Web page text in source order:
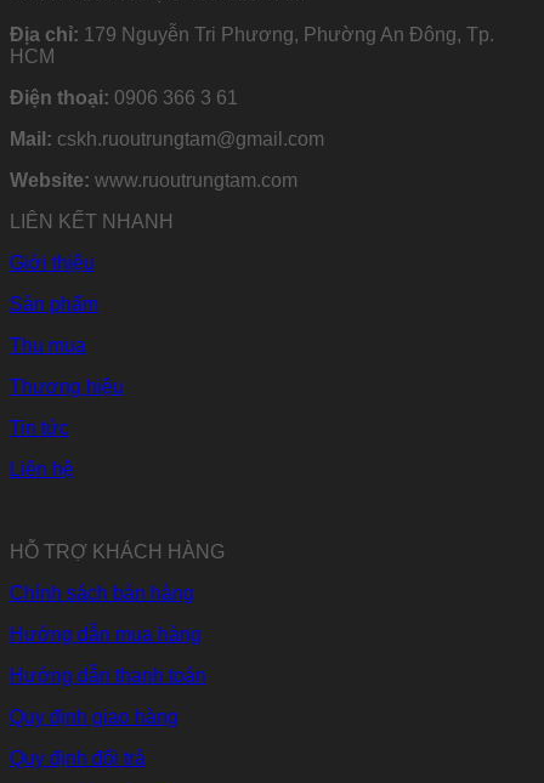
Địa chỉ: 179 Nguyễn Tri Phương, Phường An Đông, Tp.
HCM
Điện thoại: 0906 366 3 61
Mail: cskh.ruoutrungtam@gmail.com
Website: www.ruoutrungtam.com
LIÊN KẾT NHANH
Giới thiệu
Sản phẩm
Thu mua
Thương hiệu
Tin tức
Liên hệ
HỖ TRỢ KHÁCH HÀNG
Chính sách bán hàng
Hướng dẫn mua hàng
Hướng dẫn thanh toán
Quy định giao hàng
Quy định đổi trả